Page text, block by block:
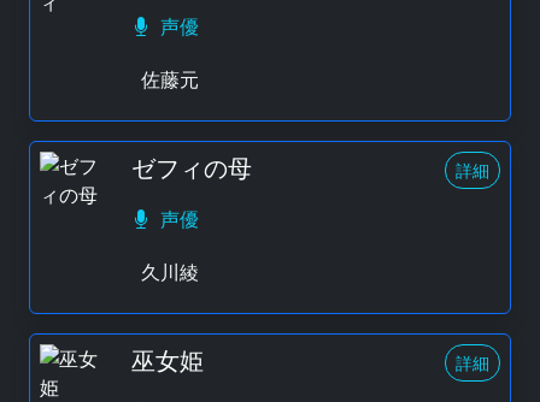
声優
佐藤元
ゼフィの母 詳細
声優
久川綾
巫女姫 詳細